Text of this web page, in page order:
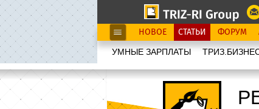
НОВОЕ СТАТЬИ ФОРУМ
УМНЫЕ ЗАРПЛАТЫ